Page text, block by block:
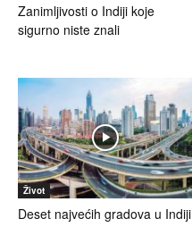
Zanimljivosti o Indiji koje
sigurno niste znali
Život
Deset najvećih gradova u Indiji